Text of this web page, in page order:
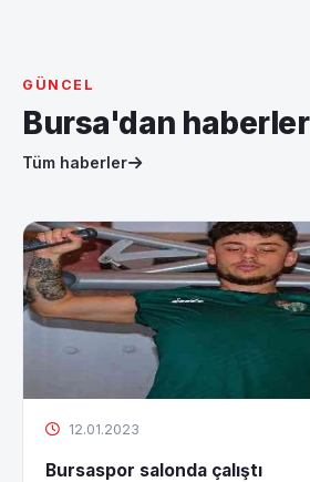
GÜNCEL
Bursa'dan haberler
Tüm haberler
12.01.2023
Bursaspor salonda çalıştı